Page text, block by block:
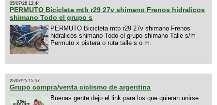
05/07/26 12:44
PERMUTO Bicicleta mtb r29 27v shimano Frenos hidralicos
shimano Todo el grupo s
PERMUTO Bicicleta mtb r29 27v shimano Frenos
hidralicos shimano Todo el grupo shimano Talle s/m
Permuto x pistera o ruta talle s o m.
25/07/25 15:57
Grupo compra/venta ciclismo de argentina
Buenas gente dejo el link para los que quieran unirse